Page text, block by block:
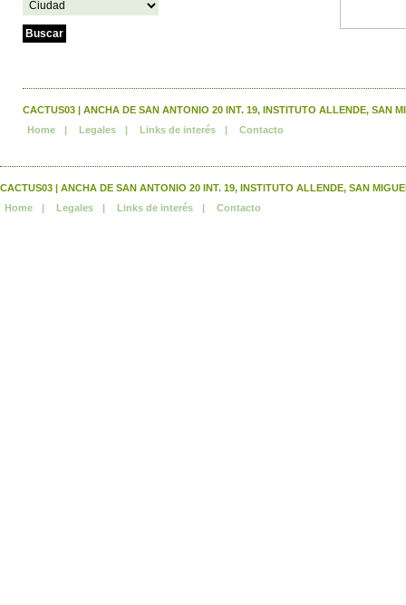
CACTUS03 | ANCHA DE SAN ANTONIO 20 INT. 19, INSTITUTO ALLENDE, SAN
Home
| Legales | Links de interés | Contacto
CACTUS03 | ANCHA DE SAN ANTONIO 20 INT. 19, INSTITUTO ALLENDE, SAN
Home
| Legales | Links de interés | Contacto